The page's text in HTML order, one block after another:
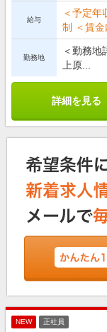
給与
＜予定年
制 ＜賃金
勤務地
＜勤務地
上原...
詳細を見る
NEW 正社員